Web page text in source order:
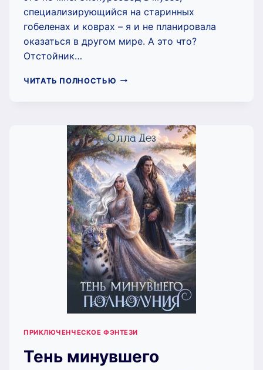
специализирующийся на старинных
гобеленах и коврах – я и не планировала
оказаться в другом мире. А это что?
Отстойник…
ЧИТАТЬ ПОЛНОСТЬЮ ВЫШИТЫЕ
(ОЛЛА
ДЕЗ)
ПРИКЛЮЧЕНЧЕСКОЕ ФЭНТЕЗИ
Тень минувшего